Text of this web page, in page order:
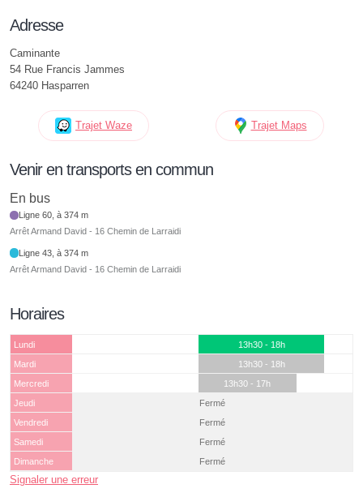
Adresse
Caminante
54 Rue Francis Jammes
64240 Hasparren
Trajet Waze Trajet Maps
Venir en transports en commun
En bus
Ligne 60, à 374 m
Arrêt Armand David - 16 Chemin de Larraidi
Ligne 43, à 374 m
Arrêt Armand David - 16 Chemin de Larraidi
Horaires
Lundi
13h30 - 18h
Mardi
13h30 - 18h
Mercredi
13h30 - 17h
Jeudi
Fermé
Vendredi
Fermé
Samedi
Fermé
Dimanche
Fermé
Signaler une erreur